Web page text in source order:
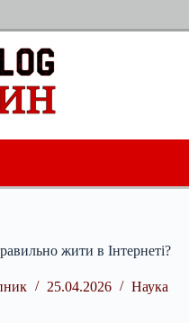
жити в Інтернеті?
25.04.2026 Наука